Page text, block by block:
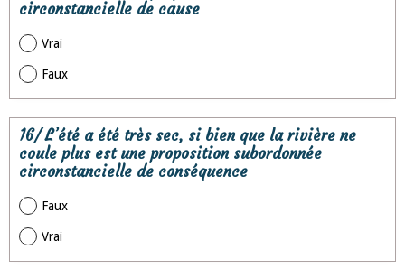
circonstancielle de cause
Vrai
Faux
16/ L’été a été très sec, si bien que la rivière ne
coule plus est une proposition subordonnée
circonstancielle de conséquence
Faux
Vrai